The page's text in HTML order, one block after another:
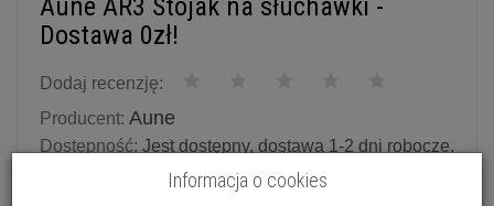
Dostawa 0zł!
Dodaj recenzję:
Producent: Aune
Dostępność: Jest dostępny, dostawa 1-2 dni robocze.
Informacja o cookies